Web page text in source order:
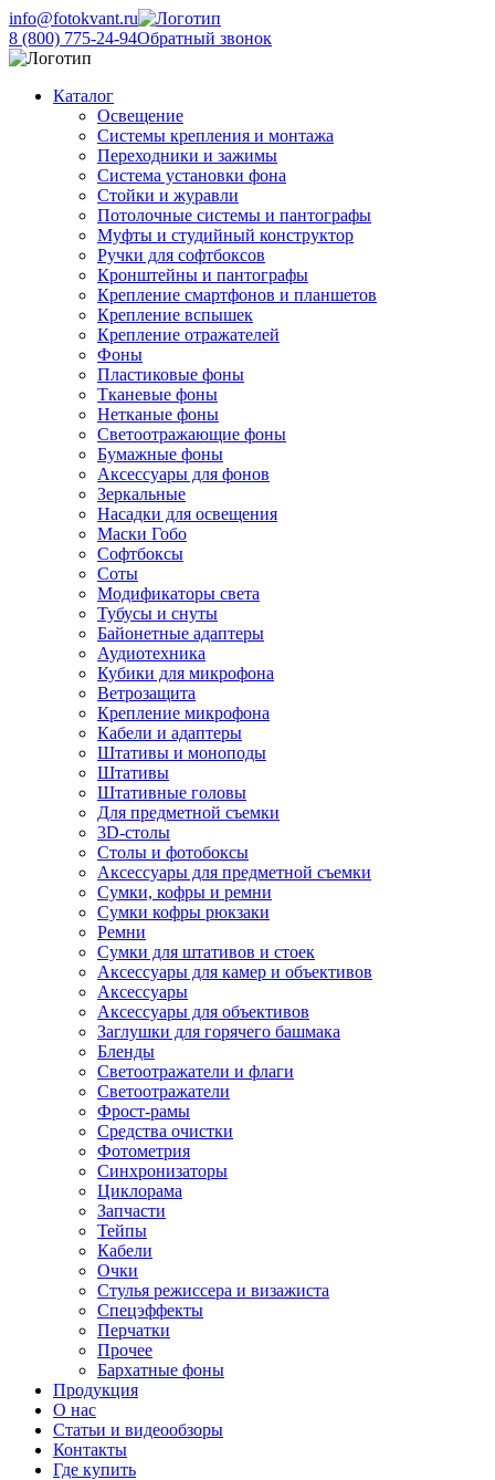
info@fotokvant.ru
8 (800) 775-24-94Обратный звонок
Каталог
Освещение
Системы крепления и монтажа
Переходники и зажимы
Система установки фона
Стойки и журавли
Потолочные системы и пантографы
Муфты и студийный конструктор
Ручки для софтбоксов
Кронштейны и пантографы
Крепление смартфонов и планшетов
Крепление вспышек
Крепление отражателей
Фоны
Пластиковые фоны
Тканевые фоны
Нетканые фоны
Светоотражающие фоны
Бумажные фоны
Аксессуары для фонов
Зеркальные
Насадки для освещения
Маски Гобо
Софтбоксы
Соты
Модификаторы света
Тубусы и снуты
Байонетные адаптеры
Аудиотехника
Кубики для микрофона
Ветрозащита
Крепление микрофона
Кабели и адаптеры
Штативы и моноподы
Штативы
Штативные головы
Для предметной съемки
3D-столы
Столы и фотобоксы
Аксессуары для предметной съемки
Сумки, кофры и ремни
Сумки кофры рюкзаки
Ремни
Сумки для штативов и стоек
Аксессуары для камер и объективов
Аксессуары
Аксессуары для объективов
Заглушки для горячего башмака
Бленды
Светоотражатели и флаги
Светоотражатели
Фрост-рамы
Средства очистки
Фотометрия
Синхронизаторы
Циклорама
Запчасти
Тейпы
Кабели
Очки
Стулья режиссера и визажиста
Спецэффекты
Перчатки
Прочее
Бархатные фоны
Продукция
О нас
Статьи и видеообзоры
Контакты
Где купить